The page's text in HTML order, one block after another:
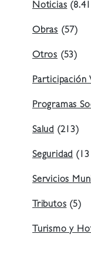
Noticias
Obras (57)
Otros (53)
Participación
Programas
Salud (213)
Seguridad
Servicios
Tributos(5)
Turismo y